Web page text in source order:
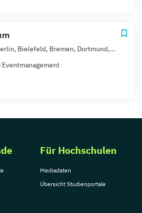
Bielefeld, Bremen, Dortmund,...
Für Hochschulen
Mediadaten
Übersicht Studienportale